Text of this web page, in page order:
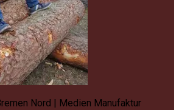
Nord | Medien Manufaktur